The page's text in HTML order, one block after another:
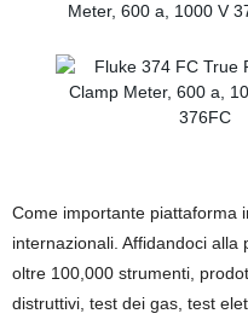
Come importante piattaforma
internazionali. Affidandoci
oltre 100,000 strumenti,
distruttivi, test dei gas, test